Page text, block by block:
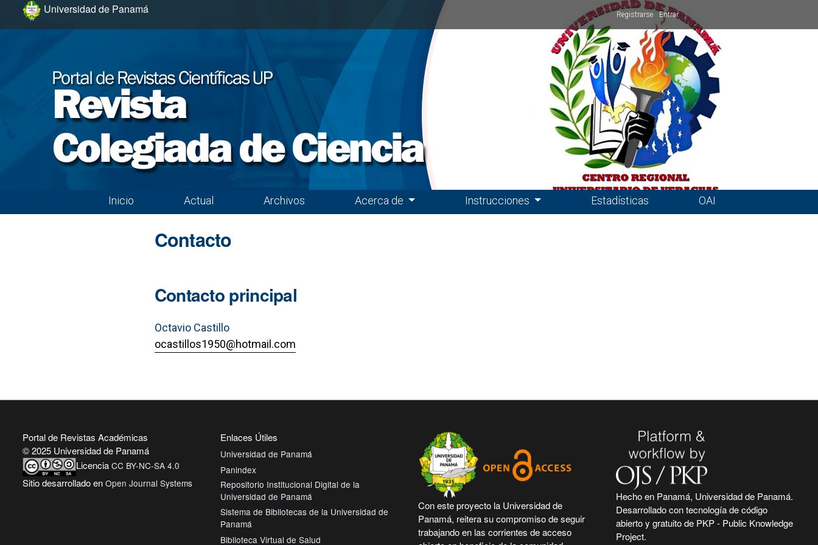
Ir al menú de navegación principal
Ir al contenido principal
Ir al pie de página del sitio
Universidad de Panamá Registrarse Entrar
Menú principal
Inicio Actual Archivos Acerca de Instrucciones Estadísticas OAI
Contacto
Contacto principal
Octavio Castillo
ocastillos1950@hotmail.com
Portal de Revistas Académicas
© 2025 Universidad de Panamá
Licencia CC BY-NC-SA 4.0
Sitio desarrollado en Open Journal Systems
Enlaces Útiles
Universidad de Panamá
Panindex
Repositorio Institucional Digital de la
Universidad de Panamá
Sistema de Bibliotecas de la Universidad de
Panamá
Biblioteca Virtual de Salud
Con este proyecto la Universidad de
Panamá, reitera su compromiso de seguir
trabajando en las corrientes de acceso
Hecho en Panamá, Universidad de Panamá.
Desarrollado con tecnología de código
abierto y gratuito de PKP - Public Knowledge
Project.